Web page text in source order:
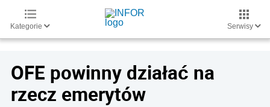
Kategorie Serwisy
OFE powinny działać na
rzecz emerytów